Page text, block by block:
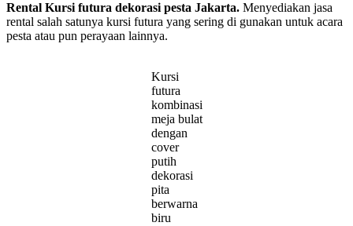
Rental Kursi futura dekorasi pesta Jakarta. Menyediakan jasa
rental salah satunya kursi futura yang sering di gunakan untuk acara
pesta atau pun perayaan lainnya.
Kursi
futura
kombinasi
meja bulat
dengan
cover
putih
dekorasi
pita
berwarna
biru